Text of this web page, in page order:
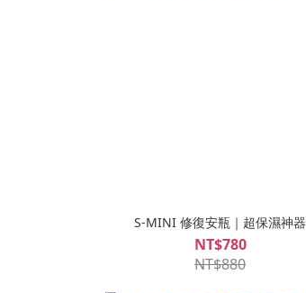
S-MINI 修復安瓶｜超保濕神器
NT$780
NT$880